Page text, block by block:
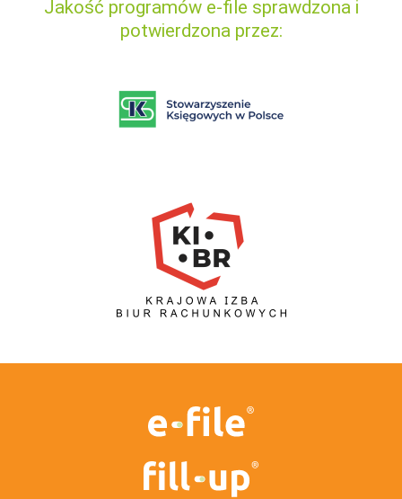
Jakość programów e-file sprawdzona i
potwierdzona przez: